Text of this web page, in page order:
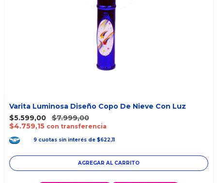
Varita Luminosa Diseño Copo De Nieve Con Luz
$5.599,00
$7.999,00
$4.759,15 con transferencia
9 cuotas sin interés de $622,11